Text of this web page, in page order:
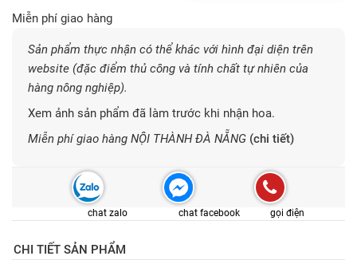
Miễn phí giao hàng
Sản phẩm thực nhận có thể khác với hình đại diện trên
website (đặc điểm thủ công và tính chất tự nhiên của
hàng nông nghiệp).
Xem ảnh sản phẩm đã làm trước khi nhận hoa.
Miễn phí giao hàng NỘI THÀNH ĐÀ NẴNG (chi tiết)
chat zalo chat facebook gọi điện
CHI TIẾT SẢN PHẨM